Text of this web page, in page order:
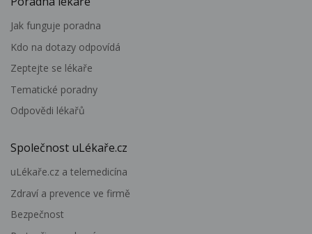
Jak funguje poradna
Kdo na dotazy odpovídá
Zeptejte se lékaře
Tematické poradny
Odpovědi lékařů
Společnost uLékaře.cz
uLékaře.cz a telemedicína
Zdraví a prevence ve firmě
Bezpečnost